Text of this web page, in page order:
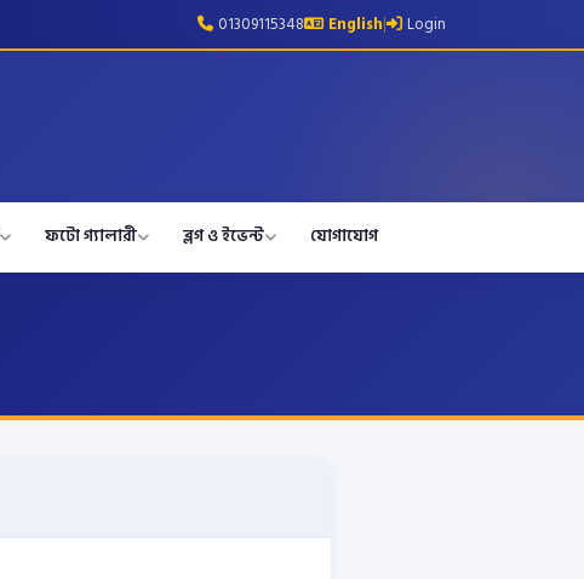
01309115348 English| Login
ফটো গ্যালারী ব্লগ ও ইভেন্ট যোগাযোগ